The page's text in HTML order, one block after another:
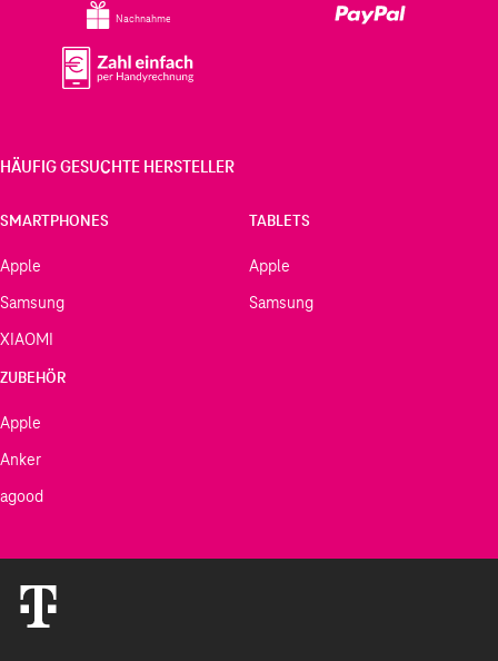
Nachnahme
HÄUFIG GESUCHTE HERSTELLER
SMARTPHONES
Apple
Samsung
XIAOMI
TABLETS
Apple
Samsung
ZUBEHÖR
Apple
Anker
agood